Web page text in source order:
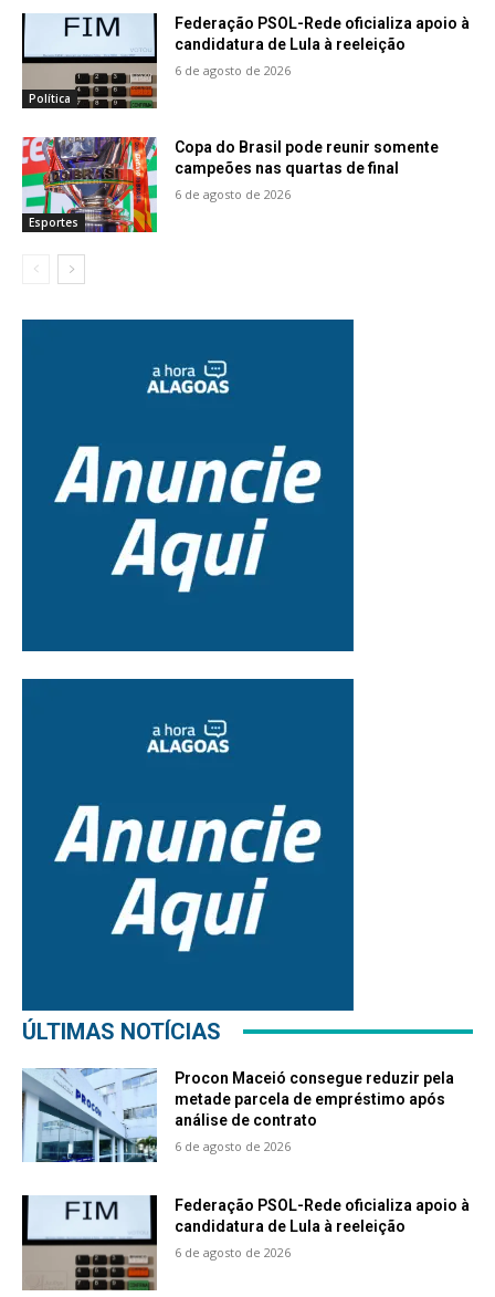
Política
Federação PSOL-Rede oficializa apoio à
candidatura de Lula à reeleição
6 de agosto de 2026
Esportes
Copa do Brasil pode reunir somente
campeões nas quartas de final
6 de agosto de 2026
ÚLTIMAS NOTÍCIAS
Procon Maceió consegue reduzir pela
metade parcela de empréstimo após
análise de contrato
6 de agosto de 2026
Federação PSOL-Rede oficializa apoio à
candidatura de Lula à reeleição
6 de agosto de 2026